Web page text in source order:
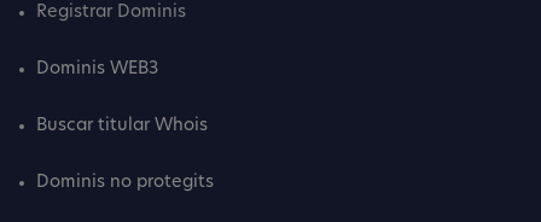
Registrar Dominis
Dominis WEB3
Buscar titular Whois
Dominis no protegits